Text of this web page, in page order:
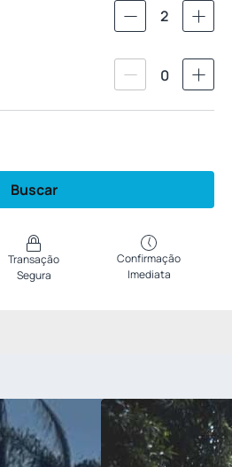
2
0
Buscar
Transação
Segura
Confirmação
Imediata